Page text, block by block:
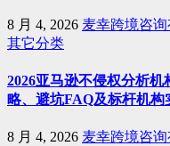
8 月 4, 2026 麦幸跨境咨
其它分类
2026亚马逊不侵权分析
略、避坑FAQ及标杆机构
8 月 4, 2026 麦幸跨境咨